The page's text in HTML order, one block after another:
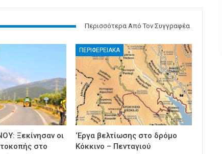
Περισσότερα Από Τον Συγγραφέα
Ξεκίνησαν οι
στο
ΠΕΡΙΦΕΡΕΙΑΚΑ
‘Εργα βελτίωσης στο δρόμο
Κόκκινο – Πενταγιού